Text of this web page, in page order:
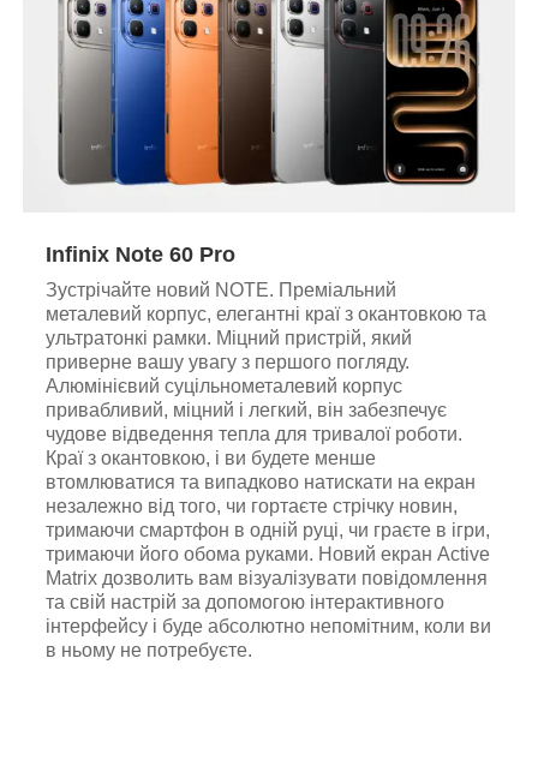
Infinix Note 60 Pro
Зустрічайте новий NOTE. Преміальний
металевий корпус, елегантні краї з окантовкою та
ультратонкі рамки. Міцний пристрій, який
приверне вашу увагу з першого погляду.
Алюмінієвий суцільнометалевий корпус
привабливий, міцний і легкий, він забезпечує
чудове відведення тепла для тривалої роботи.
Краї з окантовкою, і ви будете менше
втомлюватися та випадково натискати на екран
незалежно від того, чи гортаєте стрічку новин,
тримаючи смартфон в одній руці, чи граєте в ігри,
тримаючи його обома руками. Новий екран Active
Matrix дозволить вам візуалізувати повідомлення
та свій настрій за допомогою інтерактивного
інтерфейсу і буде абсолютно непомітним, коли ви
в ньому не потребуєте.